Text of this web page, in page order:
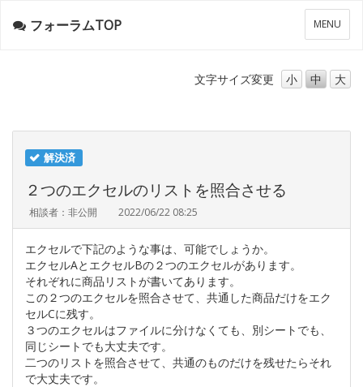
メ
ニ
ー
MENU
フォーラムTOP
文字サイズ変更 小 中 大
解決済
２つのエクセルのリストを照合させる
相談者：非公開 2022/06/22 08:25
エクセルで下記のような事は、可能でしょうか。
エクセルAとエクセルBの２つのエクセルがあります。
それぞれに商品リストが書いてあります。
この２つのエクセルを照合させて、共通した商品だけをエク
セルCに残す。
３つのエクセルはファイルに分けなくても、別シートでも、
同じシートでも大丈夫です。
二つのリストを照合させて、共通のものだけを残せたらそれ
で大丈夫です。